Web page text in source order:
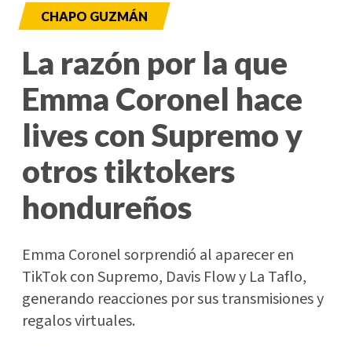
CHAPO GUZMÁN
La razón por la que
Emma Coronel hace
lives con Supremo y
otros tiktokers
hondureños
Emma Coronel sorprendió al aparecer en
TikTok con Supremo, Davis Flow y La Taflo,
generando reacciones por sus transmisiones y
regalos virtuales.